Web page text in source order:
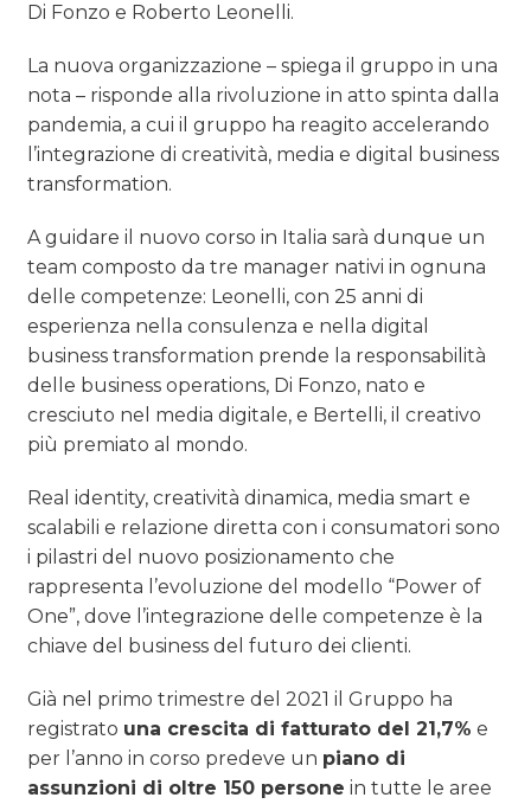
Di Fonzo e Roberto Leonelli.
La nuova organizzazione – spiega il gruppo in una
nota – risponde alla rivoluzione in atto spinta dalla
pandemia, a cui il gruppo ha reagito accelerando
l’integrazione di creatività, media e digital business
transformation.
A guidare il nuovo corso in Italia sarà dunque un
team composto da tre manager nativi in ognuna
delle competenze: Leonelli, con 25 anni di
esperienza nella consulenza e nella digital
business transformation prende la responsabilità
delle business operations, Di Fonzo, nato e
cresciuto nel media digitale, e Bertelli, il creativo
più premiato al mondo.
Real identity, creatività dinamica, media smart e
scalabili e relazione diretta con i consumatori sono
i pilastri del nuovo posizionamento che
rappresenta l’evoluzione del modello “Power of
One”, dove l’integrazione delle competenze è la
chiave del business del futuro dei clienti.
Già nel primo trimestre del 2021 il Gruppo ha
registrato una crescita di fatturato del 21,7% e
per l’anno in corso predeve un piano di
assunzioni di oltre 150 persone in tutte le aree